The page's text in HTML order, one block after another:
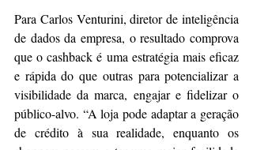
Para Carlos Venturini, diretor de inteligência
de dados da empresa, o resultado comprova
que o cashback é uma estratégia mais eficaz
e rápida do que outras para potencializar a
visibilidade da marca, engajar e fidelizar o
público-alvo. “A loja pode adaptar a geração
de crédito à sua realidade, enquanto os